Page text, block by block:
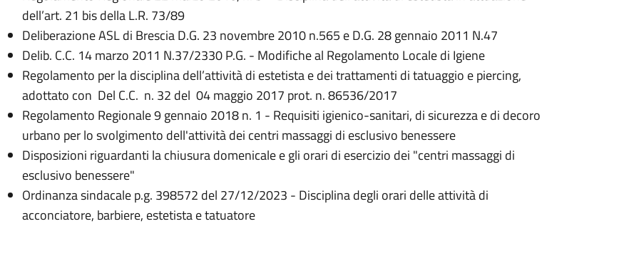
dell’art. 21 bis della L.R. 73/89
Deliberazione ASL di Brescia D.G. 23 novembre 2010 n.565 e D.G. 28 gennaio 2011 N.47
Delib. C.C. 14 marzo 2011 N.37/2330 P.G. - Modifiche al Regolamento Locale di Igiene
Regolamento per la disciplina dell’attività di estetista e dei trattamenti di tatuaggio e piercing,
adottato con Del C.C. n. 32 del 04 maggio 2017 prot. n. 86536/2017​
Regolamento Regionale 9 gennaio 2018 n. 1 - ​Requisiti igienico-sanitari, di sicurezza e di decoro
urbano per lo svolgimento dell'attività dei centri massaggi di esclusivo benessere
Disposizioni riguardanti ​la chiusura domenicale e gli orari di esercizio dei "centri massaggi di
esclusivo benessere"​
Ordinanza sindacale p.g. 398572 del 27/12/2023 - Disciplina degli orari delle attività di
acconciatore, barbiere, estetista e tatuatore